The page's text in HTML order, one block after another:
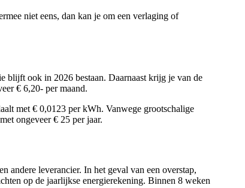
niet eens, dan kan je om een verlaging of
blijft ook in 2026 bestaan. Daarnaast krijg je van de
€ 6,20- per maand.
met € 0,0123 per kWh. Vanwege grootschalige
ongeveer € 25 per jaar.
andere leverancier. In het geval van een overstap,
op de jaarlijkse energierekening. Binnen 8 weken